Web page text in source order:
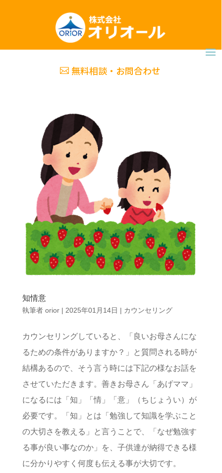
無料相談・お問合わせ
知情意
執筆者 orior| 2025年01月14日 | カウンセリング
カウンセリングしていると、「良いお母さんにな
るための条件がありますか？」と質問される時が
結構あるので、そう言う時には下記の様なお話を
させていただきます。善きお母さん「あげママ」
になるには「知」「情」「意」（ちじょうい）が
必要です。「知」とは「勉強して知識を学ぶこと
の大切さを教える」と言うことで、「なぜ勉強す
る事が良い事なのか」を、子供達が納得できる様
に分かりやすく何度も伝える事が大切です。